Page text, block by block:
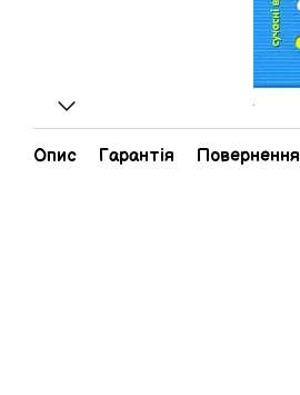
Опис Гарантія Повернення